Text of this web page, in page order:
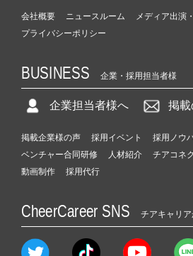
会社概要 ニュースルーム
メディア出演
プライバシーポリシー
BUSINESS 企業・採用担当者様
企業担当者様へ 掲
掲載企業様の声 採用イベント 採用ノウ
ベンチャー合同研修
人材紹介 チアコネ
動画制作
採用代行
CheerCareer SNS チアキャリ